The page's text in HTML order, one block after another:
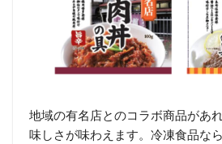
地域の有名店とのコラボ商品があ
味しさが味わえます。冷凍食品な